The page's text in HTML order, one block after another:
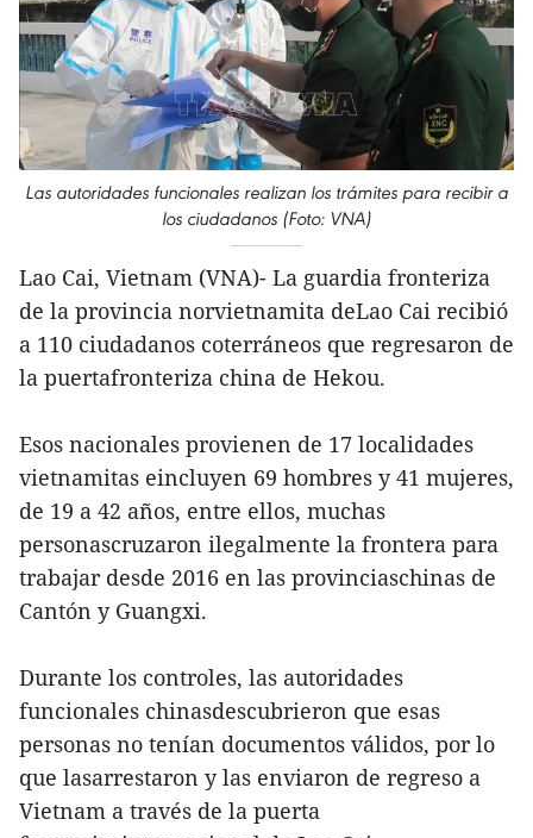
Las autoridades funcionales realizan los trámites para recibir a
los ciudadanos (Foto: VNA)
Lao Cai, Vietnam (VNA)- La guardia fronteriza
de la provincia norvietnamita deLao Cai recibió
a 110 ciudadanos coterráneos que regresaron de
la puertafronteriza china de Hekou.
Esos nacionales provienen de 17 localidades
vietnamitas eincluyen 69 hombres y 41 mujeres,
de 19 a 42 años, entre ellos, muchas
personascruzaron ilegalmente la frontera para
trabajar desde 2016 en las provinciaschinas de
Cantón y Guangxi.
Durante los controles, las autoridades
funcionales chinasdescubrieron que esas
personas no tenían documentos válidos, por lo
que lasarrestaron y las enviaron de regreso a
Vietnam a través de la puerta